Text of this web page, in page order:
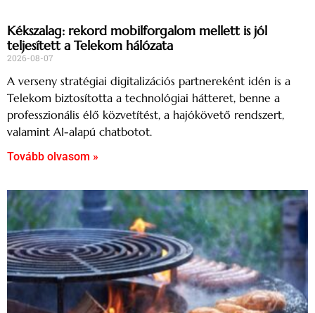
Kékszalag: rekord mobilforgalom mellett is jól
teljesített a Telekom hálózata
2026-08-07
A verseny stratégiai digitalizációs partnereként idén is a
Telekom biztosította a technológiai hátteret, benne a
professzionális élő közvetítést, a hajókövető rendszert,
valamint AI-alapú chatbotot.
Tovább olvasom »